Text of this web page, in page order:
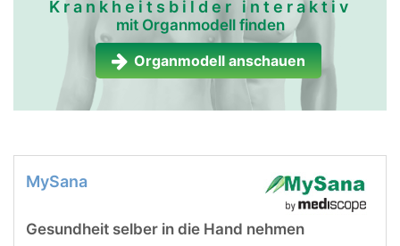
Krankheitsbilder interaktiv
mit Organmodell finden
Organmodell anschauen
MySana
Gesundheit selber in die Hand nehmen